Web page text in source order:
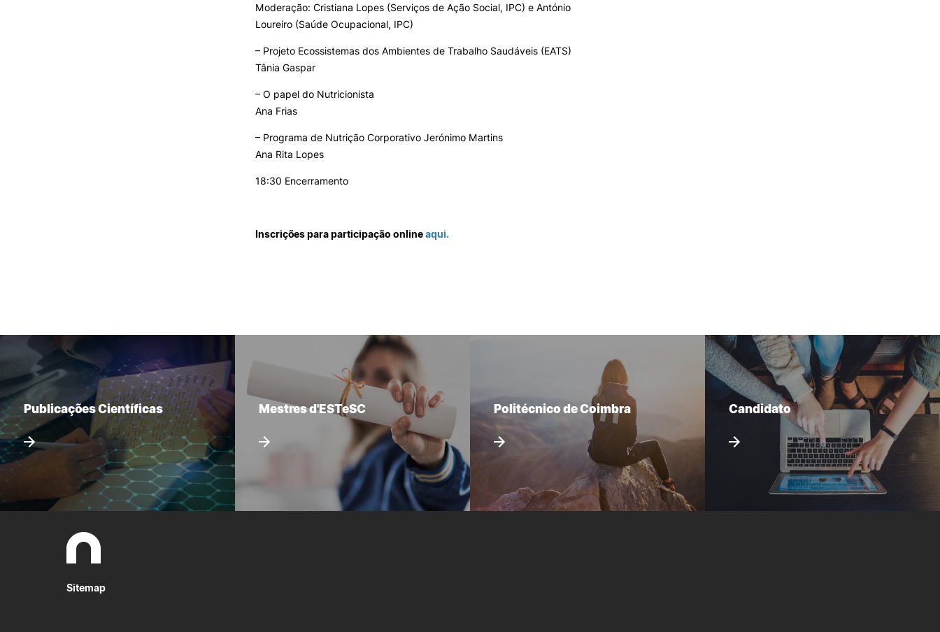
Moderação: Cristiana Lopes (Serviços de Ação Social, IPC) e António
Loureiro (Saúde Ocupacional, IPC)
– Projeto Ecossistemas dos Ambientes de Trabalho Saudáveis (EATS)
Tânia Gaspar
– O papel do Nutricionista
Ana Frias
– Programa de Nutrição Corporativo Jerónimo Martins
Ana Rita Lopes
18:30 Encerramento
Inscrições para participação onlineaqui.
Publicações Científicas Mestres d'ESTeSC Politécnico de Coimbra Candidato
Sitemap